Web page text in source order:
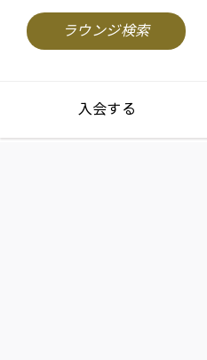
ラウンジ検索
入会する